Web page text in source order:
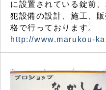
に設置されている錠前
犯設備の設計、施工、
格で行っております。
http://www.marukou-